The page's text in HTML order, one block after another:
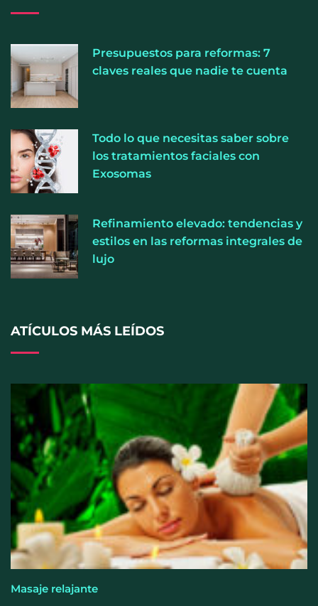
La luz roja, el nuevo aftersun, actúa en la
recuperación de la piel después del sol
cada vez más pacientes buscan verse mejor sin
cambiar sus rasgos, según la Clínica Mética
humedad prolongada, claves para prevenir una de
las infecciones más frecuentes
Presupuestos para reformas: 7
claves reales que nadie te cuenta
Todo lo que necesitas saber sobre
los tratamientos faciales con
Exosomas
Refinamiento elevado: tendencias y
estilos en las reformas integrales de
lujo
ATÍCULOS MÁS LEÍDOS
Masaje relajante